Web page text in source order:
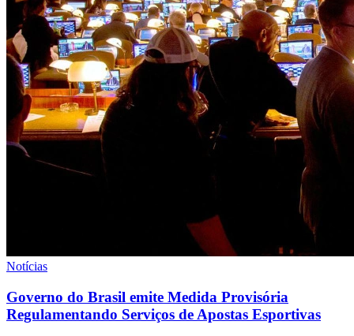
Notícias
Governo do Brasil emite Medida Provisória
Regulamentando Serviços de Apostas Esportivas